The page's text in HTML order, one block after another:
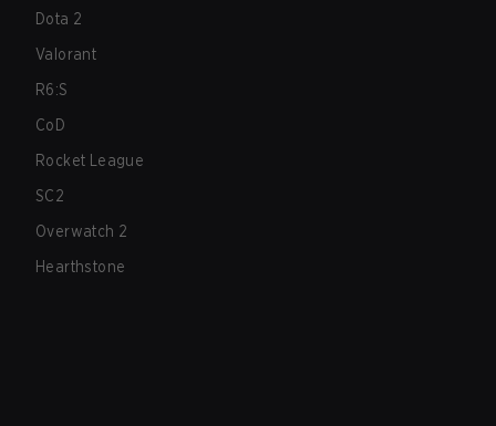
Dota 2
Valorant
R6:S
CoD
Rocket League
SC2
Overwatch 2
Hearthstone